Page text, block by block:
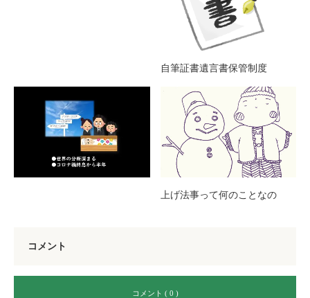
自筆証書遺言書保管制度
上げ法事って何のことなの
コメント
コメント ( 0 )